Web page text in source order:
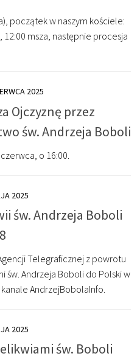
początek w naszym kościele:
12:00 msza, następnie procesja
2025
Ojczyznę przez
św. Andrzeja Boboli
o 16:00.
2025
św. Andrzeja Boboli
Telegraficznej z powrotu
św. Andrzeja Boboli do Polski w
AndrzejBobolaInfo.
2025
św. Boboli